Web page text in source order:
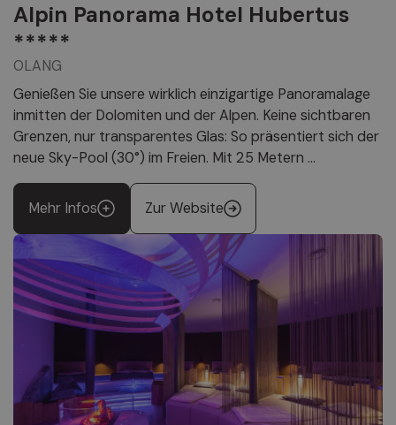
Alpin Panorama Hotel Hubertus
*****
OLANG
Genießen Sie unsere wirklich einzigartige Panoramalage
inmitten der Dolomiten und der Alpen. Keine sichtbaren
Grenzen, nur transparentes Glas: So präsentiert sich der
neue Sky-Pool (30°) im Freien. Mit 25 Metern ...
Mehr Infos Zur Website